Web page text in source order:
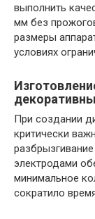
выполнить
мм без
размеры
условиях
При создании
критически
электродами
минимальное
сократило